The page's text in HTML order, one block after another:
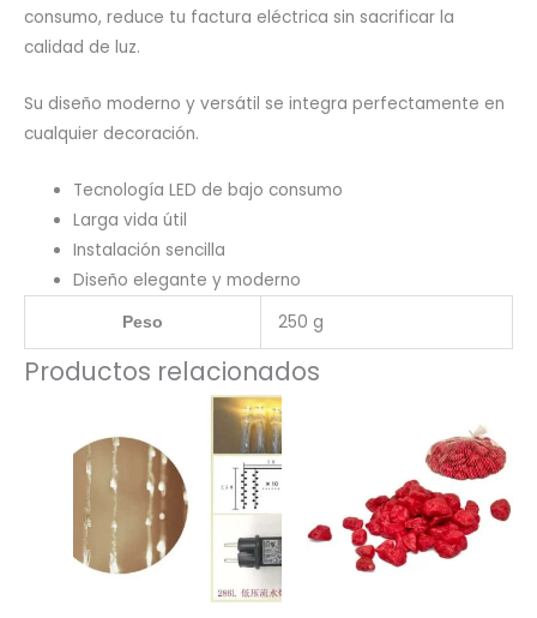
consumo, reduce tu factura eléctrica sin sacrificar la
calidad de luz.
Su diseño moderno y versátil se integra perfectamente en
cualquier decoración.
Tecnología LED de bajo consumo
Larga vida útil
Instalación sencilla
Diseño elegante y moderno
Peso 250 g
Productos relacionados